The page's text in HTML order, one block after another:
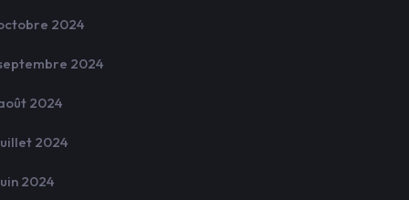
2024
2024
2024
2024
2024